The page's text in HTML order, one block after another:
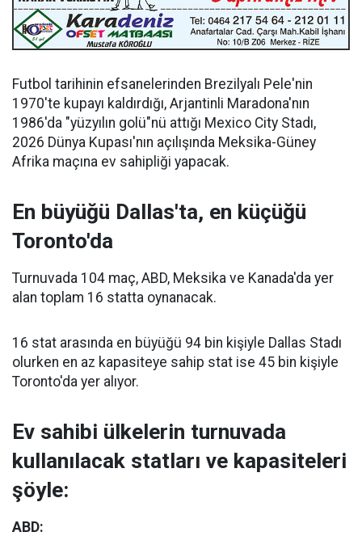
Futbol tarihinin efsanelerinden Brezilyalı Pele'nin
1970'te kupayı kaldırdığı, Arjantinli Maradona'nın
1986'da "yüzyılın golü"nü attığı Mexico City Stadı,
2026 Dünya Kupası'nın açılışında Meksika-Güney
Afrika maçına ev sahipliği yapacak.
En büyüğü Dallas'ta, en küçüğü
Toronto'da
Turnuvada 104 maç, ABD, Meksika ve Kanada'da yer
alan toplam 16 statta oynanacak.
16 stat arasında en büyüğü 94 bin kişiyle Dallas Stadı
olurken en az kapasiteye sahip stat ise 45 bin kişiyle
Toronto'da yer alıyor.
Ev sahibi ülkelerin turnuvada
kullanılacak statları ve kapasiteleri
şöyle:
ABD: